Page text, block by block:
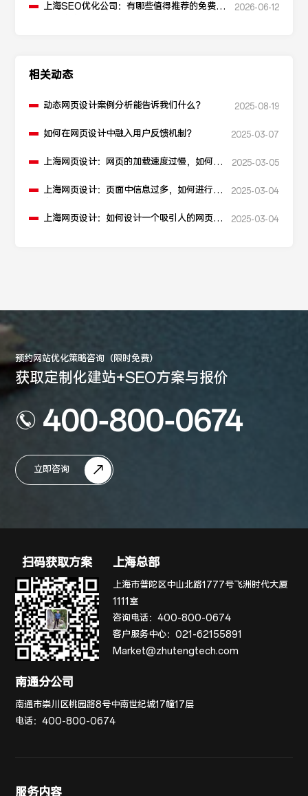
上海SEO优化公司：有哪些值得推荐的免费
2026-06-12
相关动态
动态网页设计案例分析能告诉我们什么？ 2025-08-19
如何在网页设计中融入用户反馈机制？ 2025-03-07
上海网页设计：网页的加载速度过慢，如何进
2025-03-05
上海网页设计：页面中信息过多，如何进行信
2025-03-04
上海网页设计：如何设计一个吸引人的网页加
2025-03-04
预约网站优化策略咨询（限时免费）
获取定制化建站+SEO方案与报价
400-800-0674
立即咨询
扫码获取方案 上海总部
上海市普陀区中山北路1777号飞洲时代大厦
1111室
咨询电话：400-800-0674
客户服务中心：021-62155891
Market@zhutengtech.com
南通分公司
南通市崇川区桃园路8号中南世纪城17幢17层
电话：400-800-0674
服务内容